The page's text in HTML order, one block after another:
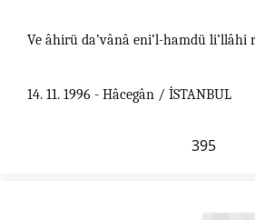
Ve âhirü da’vânâ eni’l-hamdü li’llâhi
14. 11. 1996 - Hâcegân / İSTANBUL
395